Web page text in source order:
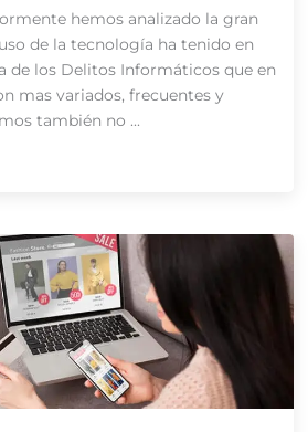
hemos analizado la gran
de la tecnología ha tenido en
de los Delitos Informáticos que en
mas variados, frecuentes y
también no ...